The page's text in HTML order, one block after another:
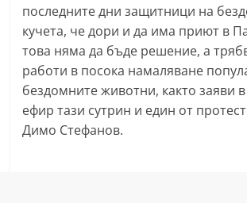
n
f
g
a
последните дни защитници на
кучета, че дори и да има приют в
това няма да бъде решение, а
работи в посока намаляване
бездомните животни, както заяви
ефир тази сутрин и един от
Димо Стефанов.